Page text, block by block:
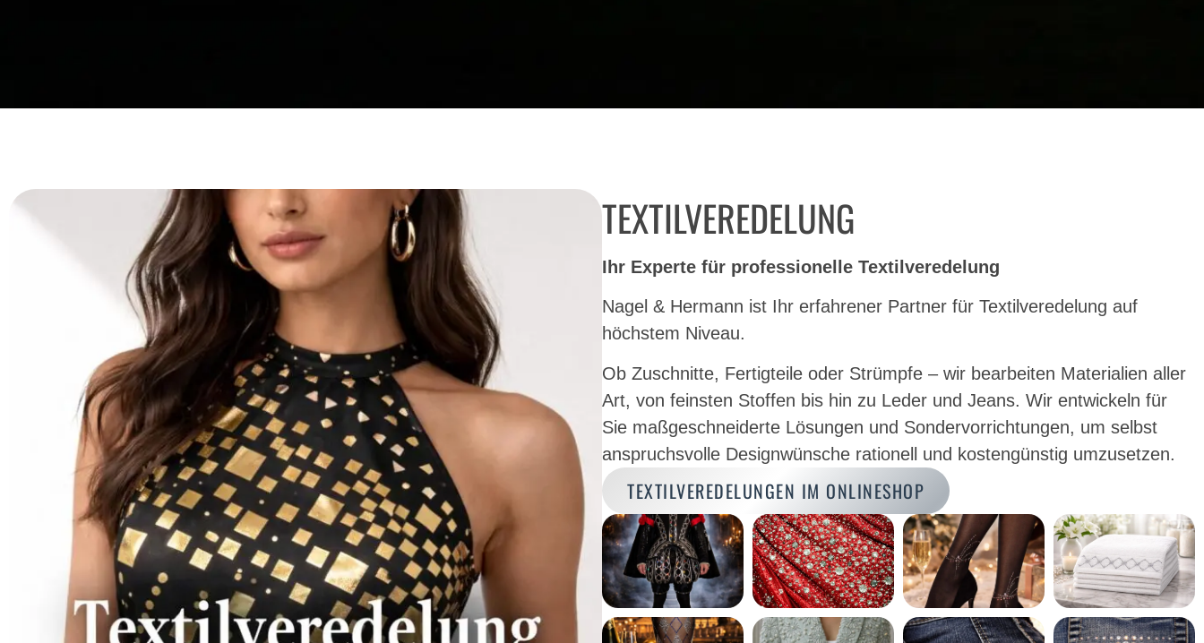
TEXTILVEREDELUNG
Ihr Experte für professionelle Textilveredelung
Nagel & Hermann ist Ihr erfahrener Partner für Textilveredelung auf
höchstem Niveau.
Ob Zuschnitte, Fertigteile oder Strümpfe – wir bearbeiten Materialien aller
Art, von feinsten Stoffen bis hin zu Leder und Jeans. Wir entwickeln für
Sie maßgeschneiderte Lösungen und Sondervorrichtungen, um selbst
anspruchsvolle Designwünsche rationell und kostengünstig umzusetzen.
TEXTILVEREDELUNGEN IM ONLINESHOP